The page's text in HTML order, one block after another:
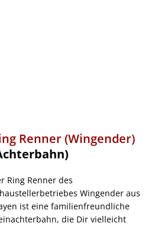
Renner (Wingender)
Ring Renner des
Wingender aus
ist eine familienfreundliche
die Dir vielleicht